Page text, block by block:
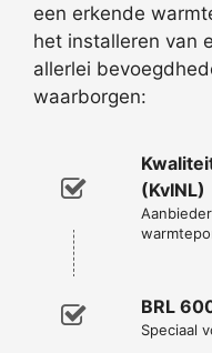
een erkende
het installeren van
allerlei
waarborgen:
(KvINL)
BRL
Speciaal